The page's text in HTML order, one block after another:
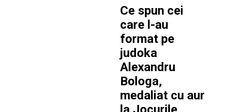
Ce spun cei
care l-au
format pe
judoka
Alexandru
Bologa,
medaliat cu aur